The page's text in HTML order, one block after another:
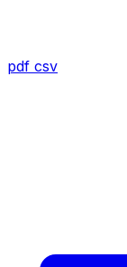
pdf csv